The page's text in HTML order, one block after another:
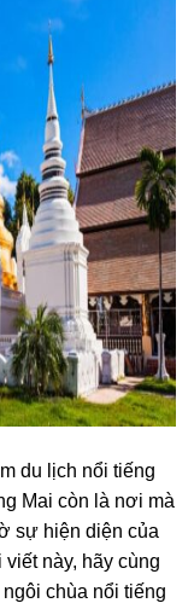
du lịch nổi tiếng
Mai còn là nơi mà
sự hiện diện của
này, hãy cùng
chùa nổi tiếng